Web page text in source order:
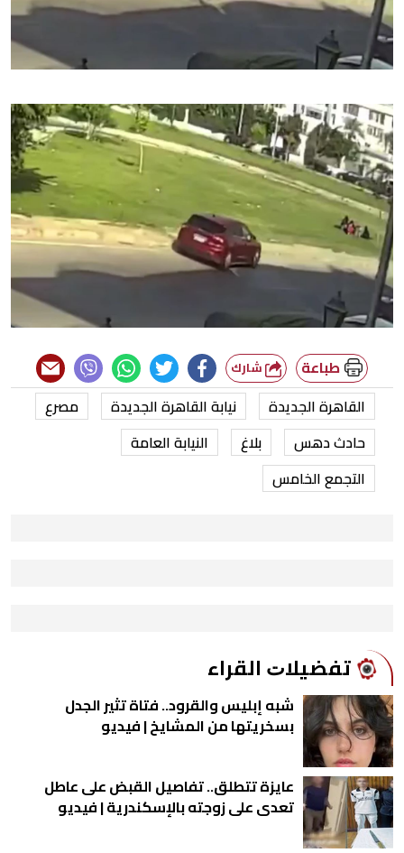
طباعة
القاهرة الجديدة نيابة القاهرة الجديدة
مصرع
حادث دهس
بلاغ
النيابة العامة
التجمع الخامس
ﺗﻔﻀﻴﻼﺕ اﻟﻘﺮاء
شبه إبليس والقرود.. فتاة تثير الجدل
بسخريتها من المشايخ | فيديو
عايزة تتطلق.. تفاصيل القبض على عاطل
تعدى على زوجته بالإسكندرية | فيديو